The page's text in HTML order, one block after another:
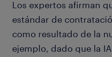
Los expertos afirman
estándar de
como resultado de la
ejemplo, dado que la